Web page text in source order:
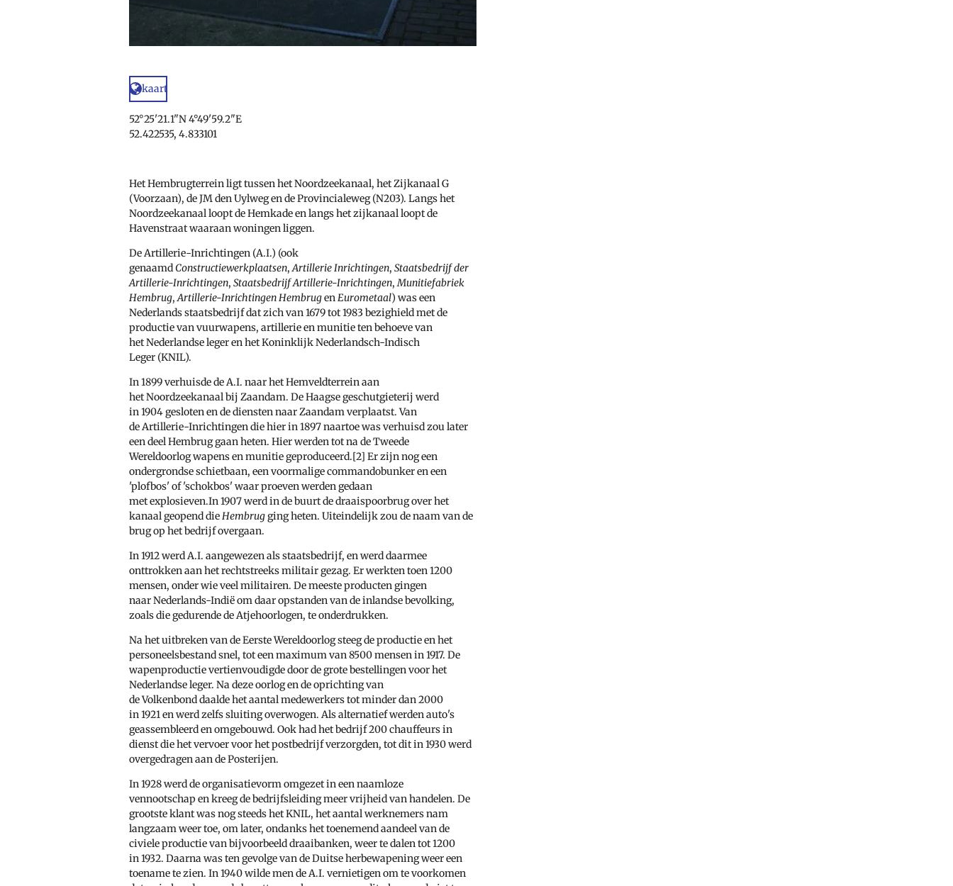
kaart
52°25'21.1"N 4°49'59.2"E
52.422535, 4.833101
Het Hembrugterrein ligt tussen hetNoordzeekanaal, het Zijkanaal G
(Voorzaan), deJM den Uylwegen deProvincialeweg (N203). Langs het
Noordzeekanaal loopt de Hemkade en langs het zijkanaal loopt de
Havenstraat waaraan woningen liggen.
De Artillerie-Inrichtingen (A.I.) (ook
genaamdConstructiewerkplaatsen, Artillerie Inrichtingen, Staatsbedrijf der
Artillerie-Inrichtingen, Staatsbedrijf Artillerie-Inrichtingen, Munitiefabriek
Hembrug, Artillerie-Inrichtingen Hembrugen Eurometaal) was een
Nederlandsstaatsbedrijfdat zich van 1679tot1983bezighield met de
productie van vuurwapens, artillerieen munitieten behoeve van
hetNederlandse legeren hetKoninklijk Nederlandsch-Indisch
Leger (KNIL).
In 1899 verhuisde de A.I. naar het Hemveldterrein aan
het Noordzeekanaal bij Zaandam. De Haagse geschutgieterij werd
in 1904 gesloten en de diensten naar Zaandam verplaatst. Van
de Artillerie-Inrichtingen die hier in 1897 naartoe was verhuisd zou later
een deel Hembruggaan heten. Hier werden tot na deTweede
Wereldoorlogwapens en munitiegeproduceerd.[2] Er zijn nog een
ondergrondse schietbaan, een voormalige commandobunker en een
'plofbos' of 'schokbos' waar proeven werden gedaan
metexplosieven.In 1907 werd in de buurt de draaispoorbrug over het
kanaal geopend die Hembrugging heten. Uiteindelijk zou de naam van de
brug op het bedrijf overgaan.
In 1912 werd A.I. aangewezen als staatsbedrijf, en werd daarmee
onttrokken aan het rechtstreeks militair gezag. Er werkten toen 1200
mensen, onder wie veel militairen. De meeste producten gingen
naar Nederlands-Indië om daar opstanden van de inlandse bevolking,
zoals die gedurende de Atjehoorlogen, te onderdrukken.
Na het uitbreken van de Eerste Wereldoorlog steeg de productie en het
personeelsbestand snel, tot een maximum van 8500 mensen in 1917. De
wapenproductie vertienvoudigde door de grote bestellingen voor het
Nederlandse leger. Na deze oorlog en de oprichting van
de Volkenbond daalde het aantal medewerkers tot minder dan 2000
in 1921 en werd zelfs sluiting overwogen. Als alternatief werden auto's
geassembleerd en omgebouwd. Ook had het bedrijf 200 chauffeurs in
dienst die het vervoer voor het postbedrijf verzorgden, tot dit in 1930 werd
overgedragen aan de Posterijen.
In 1928 werd de organisatievorm omgezet in een naamloze
vennootschap en kreeg de bedrijfsleiding meer vrijheid van handelen. De
grootste klant was nog steeds het KNIL, het aantal werknemers nam
langzaam weer toe, om later, ondanks het toenemend aandeel van de
civiele productie van bijvoorbeeld draaibanken, weer te dalen tot 1200
in 1932. Daarna was ten gevolge van de Duitse herbewapening weer een
toename te zien. In 1940 wilde men de A.I. vernietigen om te voorkomen